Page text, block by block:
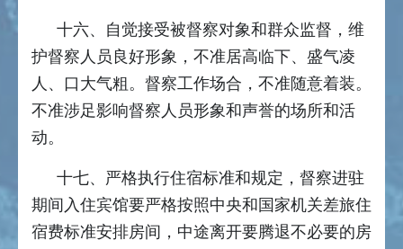
十六、自觉接受被督察对象和群众监督，维
护督察人员良好形象，不准居高临下、盛气凌
人、口大气粗。督察工作场合，不准随意着装。
不准涉足影响督察人员形象和声誉的场所和活
动。
十七、严格执行住宿标准和规定，督察进驻
期间入住宾馆要严格按照中央和国家机关差旅住
宿费标准安排房间，中途离开要腾退不必要的房